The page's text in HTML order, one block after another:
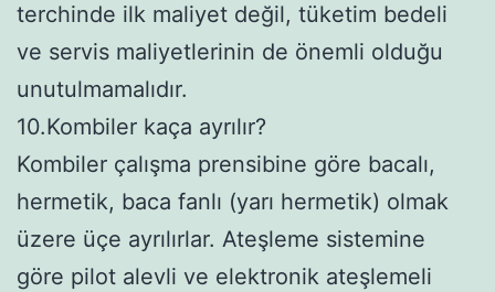
terchinde ilk maliyet değil, tüketim bedeli
ve servis maliyetlerinin de önemli olduğu
unutulmamalıdır.
10.Kombiler kaça ayrılır?
Kombiler çalışma prensibine göre bacalı,
hermetik, baca fanlı (yarı hermetik) olmak
üzere üçe ayrılırlar. Ateşleme sistemine
göre pilot alevli ve elektronik ateşlemeli